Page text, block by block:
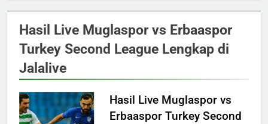
Hasil Live Muglaspor vs Erbaaspor
Turkey Second League Lengkap di
Jalalive
Hasil Live Muglaspor vs
Erbaaspor Turkey Second